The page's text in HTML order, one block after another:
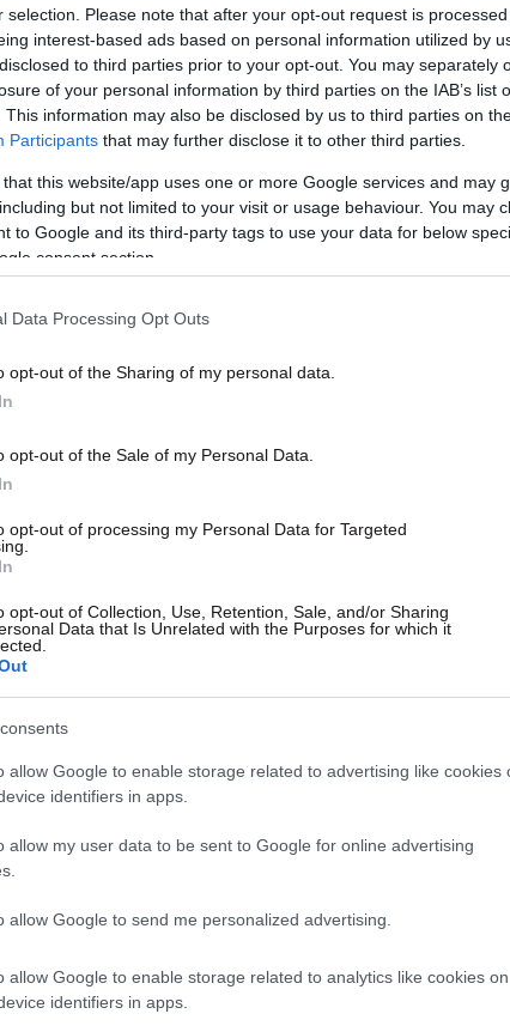
selection. Please note that after your opt-out request is
interest-based ads based on personal information utilized by
to third parties prior to your opt-out. You may separately
of your personal information by third parties on the IAB’s list
This information may also be disclosed by us to third parties on
Participants that may further disclose it to other third parties.
that this website/app uses one or more Google services and may
but not limited to your visit or usage behaviour. You may
to Google and its third-party tags to use your data for below
consent section.
Data Processing Opt Outs
opt-out of the Sharing of my personal data.
opt-out of the Sale of my Personal Data.
opt-out of processing my Personal Data for Targeted
opt-out of Collection, Use, Retention, Sale, and/or Sharing
Data that Is Unrelated with the Purposes for which it
allow Google to enable storage related to advertising like cookies
identifiers in apps.
allow my user data to be sent to Google for online advertising
allow Google to send me personalized advertising.
allow Google to enable storage related to analytics like cookies on
identifiers in apps.
29·12·2025 16:50
Καταδικάστηκαν δύο 13χρονες που
ζητούσαν γυμνές φωτογραφίες
συμμαθητή τους – Τον
Ο
η
06·11·2025 09:05
Καμπανάκι για το mobbing στην